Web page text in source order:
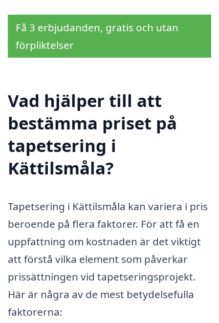
Få 3 erbjudanden, gratis och utan
förpliktelser
Vad hjälper till att
bestämma priset på
tapetsering i
Kättilsmåla?
Tapetsering i Kättilsmåla kan variera i pris
beroende på flera faktorer. För att få en
uppfattning om kostnaden är det viktigt
att förstå vilka element som påverkar
prissättningen vid tapetseringsprojekt.
Här är några av de mest betydelsefulla
faktorerna: